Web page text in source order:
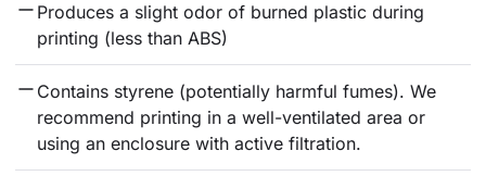
Produces a slight odor of burned plastic during
printing (less than ABS)
Contains styrene (potentially harmful fumes). We
recommend printing in a well-ventilated area or
using an enclosure with active filtration.